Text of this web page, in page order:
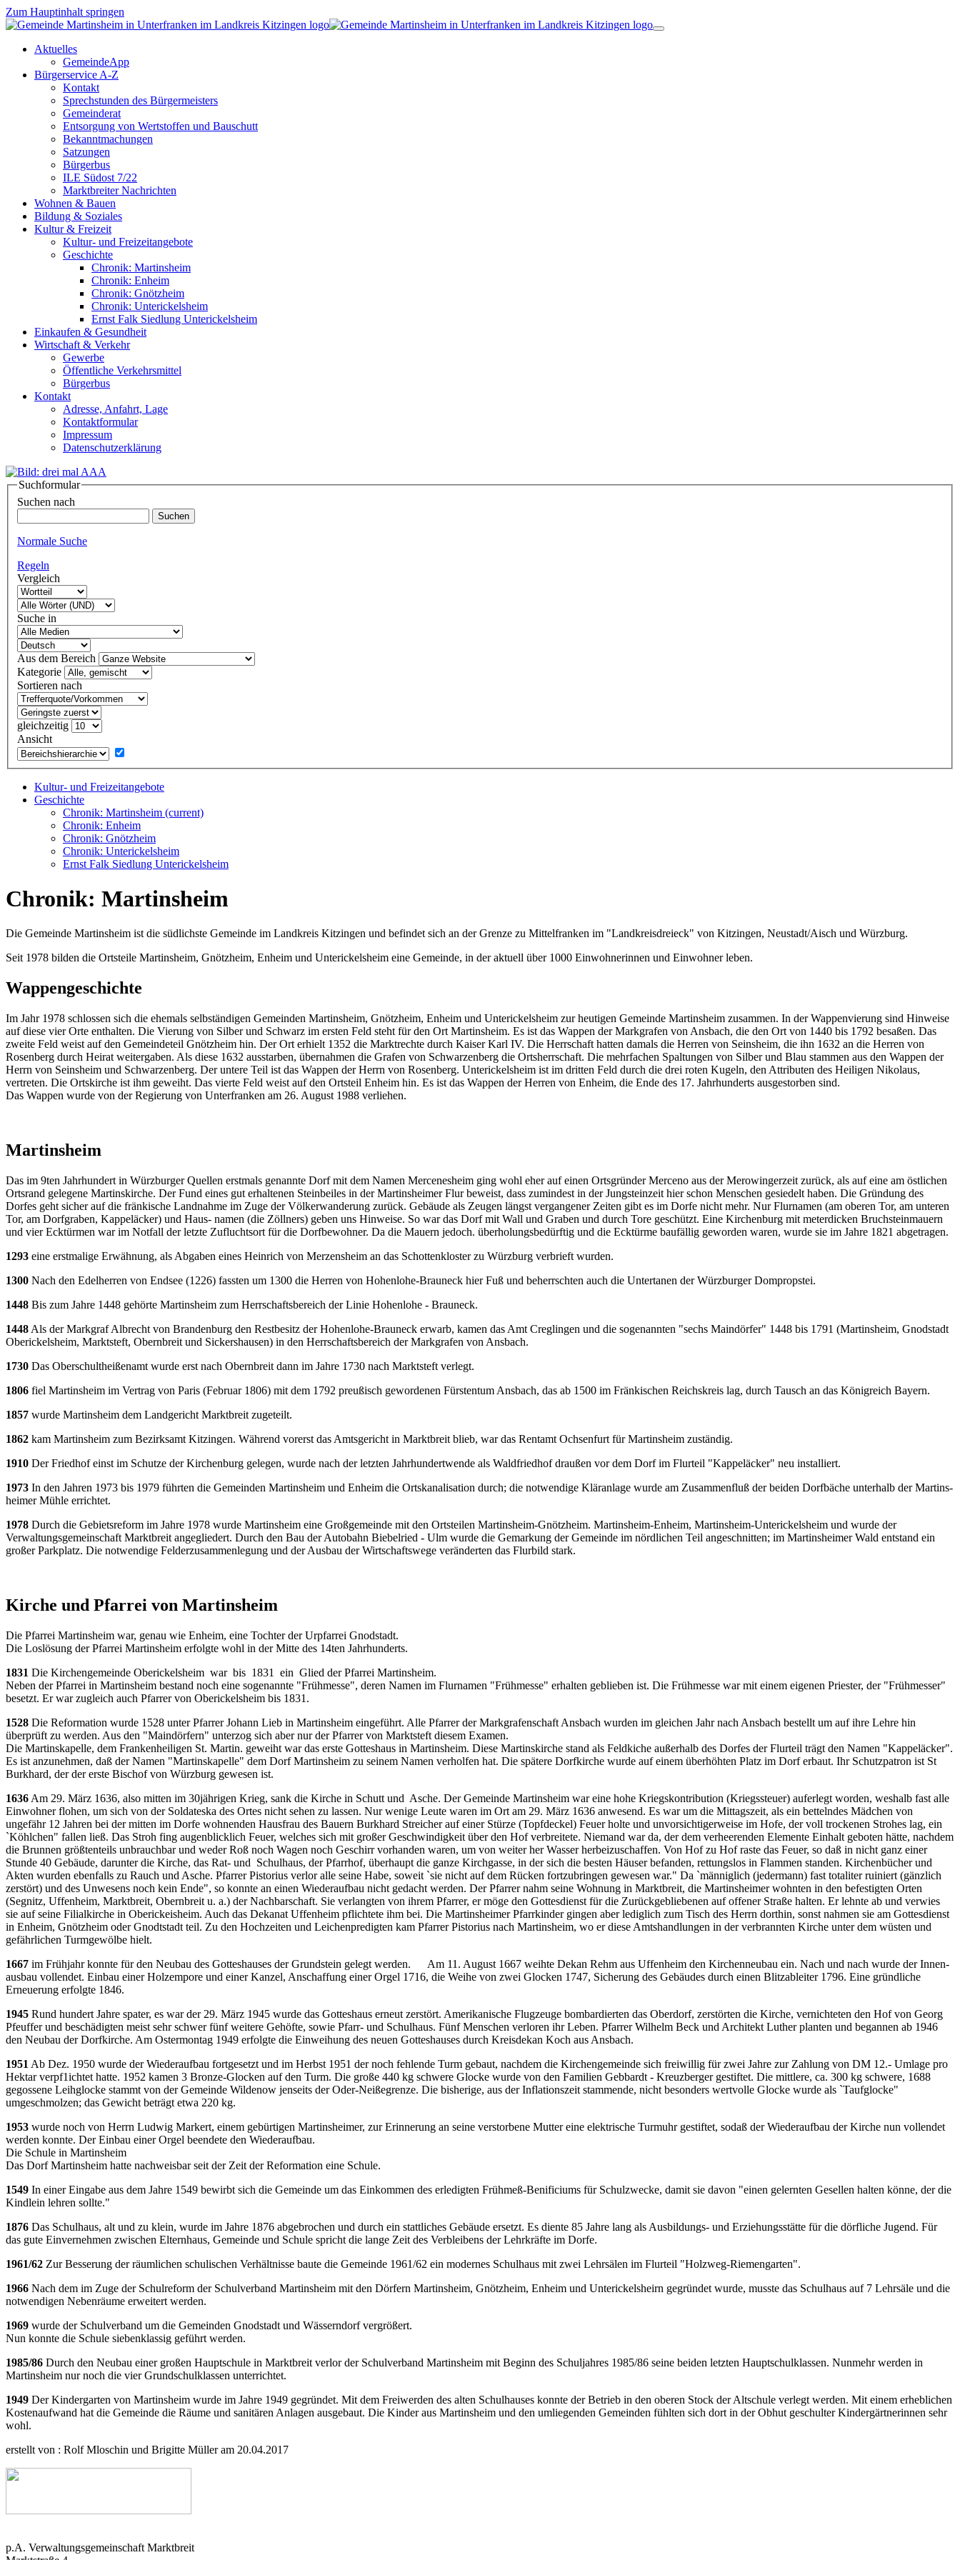
Zum Hauptinhalt springen
Aktuelles
GemeindeApp
Bürgerservice A-Z
Kontakt
Sprechstunden des Bürgermeisters
Gemeinderat
Entsorgung von Wertstoffen und Bauschutt
Bekanntmachungen
Satzungen
Bürgerbus
ILE Südost 7/22
Marktbreiter Nachrichten
Wohnen & Bauen
Bildung & Soziales
Kultur & Freizeit
Kultur- und Freizeitangebote
Geschichte
Chronik: Martinsheim
Chronik: Enheim
Chronik: Gnötzheim
Chronik: Unterickelsheim
Ernst Falk Siedlung Unterickelsheim
Einkaufen & Gesundheit
Wirtschaft & Verkehr
Gewerbe
Öffentliche Verkehrsmittel
Bürgerbus
Kontakt
Adresse, Anfahrt, Lage
Kontaktformular
Impressum
Datenschutzerklärung
Suchformular
Suchen nach
Normale Suche
Regeln
Vergleich
Suche in
Aus dem Bereich
Kategorie
Sortieren nach
gleichzeitig
Ansicht
Kultur- und Freizeitangebote
Geschichte
Chronik: Martinsheim (current)
Chronik: Enheim
Chronik: Gnötzheim
Chronik: Unterickelsheim
Ernst Falk Siedlung Unterickelsheim
Chronik: Martinsheim
Die Gemeinde Martinsheim ist die südlichste Gemeinde im Landkreis Kitzingen und befindet sich an der Grenze zu Mittelfranken im "Landkreisdreieck" von Kitzingen, Neustadt/Aisch und Würzburg.
Seit 1978 bilden die Ortsteile Martinsheim, Gnötzheim, Enheim und Unterickelsheim eine Gemeinde, in der aktuell über 1000 Einwohnerinnen und Einwohner leben.
Wappengeschichte
Im Jahr 1978 schlossen sich die ehemals selbständigen Gemeinden Martinsheim, Gnötzheim, Enheim und Unterickelsheim zur heutigen Gemeinde Martinsheim zusammen. In der Wappenvierung sind Hinweise
auf diese vier Orte enthalten. Die Vierung von Silber und Schwarz im ersten Feld steht für den Ort Martinsheim. Es ist das Wappen der Markgrafen von Ansbach, die den Ort von 1440 bis 1792 besaßen. Das
zweite Feld weist auf den Gemeindeteil Gnötzheim hin. Der Ort erhielt 1352 die Marktrechte durch Kaiser Karl IV. Die Herrschaft hatten damals die Herren von Seinsheim, die ihn 1632 an die Herren von
Rosenberg durch Heirat weitergaben. Als diese 1632 ausstarben, übernahmen die Grafen von Schwarzenberg die Ortsherrschaft. Die mehrfachen Spaltungen von Silber und Blau stammen aus den Wappen der
Herrn von Seinsheim und Schwarzenberg. Der untere Teil ist das Wappen der Herrn von Rosenberg. Unterickelsheim ist im dritten Feld durch die drei roten Kugeln, den Attributen des Heiligen Nikolaus,
vertreten. Die Ortskirche ist ihm geweiht. Das vierte Feld weist auf den Ortsteil Enheim hin. Es ist das Wappen der Herren von Enheim, die Ende des 17. Jahrhunderts ausgestorben sind.
Das Wappen wurde von der Regierung von Unterfranken am 26. August 1988 verliehen.
Martinsheim
Das im 9ten Jahrhundert in Würzburger Quellen erstmals genannte Dorf mit dem Namen Mercenesheim ging wohl eher auf einen Ortsgründer Merceno aus der Merowingerzeit zurück, als auf eine am östlichen
Ortsrand gelegene Martinskirche. Der Fund eines gut erhaltenen Steinbeiles in der Martinsheimer Flur beweist, dass zumindest in der Jungsteinzeit hier schon Menschen gesiedelt haben. Die Gründung des
Dorfes geht sicher auf die fränkische Landnahme im Zuge der Völkerwanderung zurück. Gebäude als Zeugen längst vergangener Zeiten gibt es im Dorfe nicht mehr. Nur Flurnamen (am oberen Tor, am unteren
Tor, am Dorf­graben, Kappeläcker) und Haus- namen (die Zöllners) geben uns Hin­weise. So war das Dorf mit Wall und Graben und durch Tore geschützt. Eine Kirchenburg mit meterdicken Bruchsteinmauern
und vier Ecktürmen war im Notfall der letzte Zufluchtsort für die Dorfbewohner. Da die Mauern jedoch. überholungsbedürftig und die Ecktürme bau­fällig geworden waren, wurde sie im Jahre 1821 abgetragen.
1293 eine erstmalige Er­wähnung, als Abgaben eines Heinrich von Merzensheim an das Schottenkloster zu Würz­burg verbrieft wurden.
1300 Nach den Edelherren von Endsee (1226) fassten um 1300 die Herren von Hohenlohe-Brauneck hier Fuß und beherrschten auch die Untertanen der Würzburger Dompropstei.
1448 Bis zum Jahre 1448 gehörte Martinsheim zum Herrschaftsbereich der Linie Hohenlohe ‑ Brauneck.
1448 Als der Markgraf Albrecht von Brandenburg den Rest­besitz der Hohenlohe‑Brauneck erwarb, kamen das Amt Creglingen und die sogenannten "sechs Maindörfer" 1448 bis 1791 (Martinsheim, Gnodstadt
Oberickelsheim, Marktsteft, Obernbreit und Sickershausen) in den Herrschaftsbereich der Markgrafen von Ansbach.
1730 Das Oberschultheißen­amt wurde erst nach Obernbreit dann im Jahre 1730 nach Marktsteft verlegt.
1806 fiel Martinsheim im Vertrag von Paris (Februar 1806) mit dem 1792 preußisch gewordenen Fürstentum Ansbach, das ab 1500 im Fränkischen Reichskreis lag, durch Tausch an das Königreich Bayern.
1857 wurde Martinsheim dem Landgericht Marktbreit zugeteilt.
1862 kam Martinsheim zum Bezirksamt Kitzingen. Während vorerst das Amts­gericht in Marktbreit blieb, war das Rentamt Ochsenfurt für Martinsheim zuständig.
1910 Der Friedhof einst im Schutze der Kirchenburg gelegen, wurde nach der letzten Jahrhundertwende als Waldfriedhof draußen vor dem Dorf im Flurteil "Kappeläcker" neu installiert.
1973 In den Jahren 1973 bis 1979 führten die Gemeinden Martinsheim und Enheim die Ortskanalisation durch; die notwendige Kläranlage wurde am Zusammenfluß der beiden Dorfbäche unterhalb der Martins­
heimer Mühle errichtet.
1978 Durch die Gebietsreform im Jahre 1978 wurde Martinsheim eine Großgemeinde mit den Ortsteilen Martinsheim‑Gnötzheim. Martinsheim-Enheim, Martinsheim‑Unterickelsheim und wurde der
Verwaltungsgemeinschaft Marktbreit angegliedert. Durch den Bau der Autobahn Biebel­ried ‑ Ulm wurde die Gemarkung der Gemeinde im nördlichen Teil an­geschnitten; im Martinsheimer Wald entstand ein
großer Parkplatz. Die notwendige Felderzusammenlegung und der Ausbau der Wirt­schaftswege veränderten das Flurbild stark.
Kirche und Pfarrei von Martinsheim
Die Pfarrei Martinsheim war, genau wie Enheim, eine Tochter der Urpfarrei Gnodstadt.
Die Loslösung der Pfarrei Martinsheim erfolg­te wohl in der Mitte des 14ten Jahrhunderts.
1831 Die Kirchengemeinde Ober­ickelsheim war bis 1831 ein Glied der Pfarrei Martinsheim.
Neben der Pfarrei in Martinsheim bestand noch eine sogenannte "Früh­messe", deren Namen im Flurnamen "Frühmesse" erhalten geblieben ist. Die Frühmesse war mit einem eigenen Priester, der "Frühmesser"
besetzt. Er war zugleich auch Pfarrer von Oberickelsheim bis 1831.
1528 Die Reformation wurde 1528 unter Pfarrer Johann Lieb in Martinsheim eingeführt. Alle Pfarrer der Markgrafenschaft Ansbach wurden im glei­chen Jahr nach Ansbach bestellt um auf ihre Lehre hin
überprüft zu werden. Aus den "Maindörfern" unterzog sich aber nur der Pfarrer von Marktsteft diesem Examen.
Die Martinskapelle, dem Frankenheiligen St. Martin. geweiht war das erste Gotteshaus in Martinsheim. Diese Martinskirche stand als Feldkiche außerhalb des Dorfes der Flurteil trägt den Namen "Kappeläcker".
Es ist anzunehmen, daß der Namen "Martinskapelle" dem Dorf Martinsheim zu seinem Namen verholfen hat. Die spätere Dorfkirche wurde auf einem überhöhten Platz im Dorf er­baut. Ihr Schutzpatron ist St
Burkhard, der der erste Bischof von Würzburg gewesen ist.
1636 Am 29. März 1636, also mitten im 30jährigen Krieg, sank die Kirche in Schutt und Asche. Der Gemeinde Martinsheim war eine hohe Kriegskontribution (Kriegssteuer) auferlegt worden, weshalb fast alle
Einwohner flohen, um sich von der Soldateska des Ortes nicht sehen zu lassen. Nur wenige Leute waren im Ort am 29. März 1636 anwesend. Es war um die Mittagszeit, als ein bettelndes Mädchen von
ungefähr 12 Jahren bei der mitten im Dorfe wohnenden Hausfrau des Bauern Burkhard Streicher auf einer Stürze (Topfdeckel) Feuer holte und unvorsichtigerweise im Hofe, der voll trockenen Strohes lag, ein
`Köhlchen" fallen ließ. Das Stroh fing augenblicklich Feuer, welches sich mit großer Geschwindigkeit über den Hof verbreitete. Niemand war da, der dem verheerenden Elemente Ein­halt geboten hätte, nachdem
die Brunnen größtenteils unbrauchbar und weder Roß noch Wagen noch Geschirr vorhanden waren, um von weiter her Wasser herbeizuschaffen. Von Hof zu Hof raste das Feuer, so daß in nicht ganz einer
Stunde 40 Gebäude, darunter die Kirche, das Rat‑ und Schul­haus, der Pfarrhof, überhaupt die ganze Kirchgasse, in der sich die besten Häuser befanden, rettungslos in Flammen standen. Kirchenbücher und
Akten wurden ebenfalls zu Rauch und Asche. Pfarrer Pistorius verlor alle seine Habe, soweit `sie nicht auf dem Rücken fortzubringen ge­wesen war." Da `männiglich (jedermann) fast totaliter ruiniert (gänzlich
zer­stört) und des Unwesens noch kein Ende", so konnte an einen Wiederauf­bau nicht gedacht werden. Der Pfarrer nahm seine Wohnung in Markt­breit, die Martinsheimer wohnten in den befestigten Orten
(Segnitz, Uf­fenheim, Marktbreit, Obernbreit u. a.) der Nachbarschaft. Sie verlangten von ihrem Pfarrer, er möge den Gottesdienst für die Zurückgebliebenen auf offener Straße halten. Er lehnte ab und verwies
sie auf seine Filialkirche in Oberickeisheim. Auch das Dekanat Uffenheim pflichtete ihm bei. Die Martinsheimer Pfarrkinder gingen aber lediglich zum Tisch des Herrn dorthin, sonst nahmen sie am Gottesdienst
in Enheim, Gnötz­heim oder Gnodtstadt teil. Zu den Hochzeiten und Leichenpredigten kam Pfarrer Pistorius nach Martinsheim, wo er diese Amtshandlungen in der verbrannten Kirche unter dem wüsten und
gefährlichen Turmgewölbe hielt.
1667 im Frühjahr konnte für den Neubau des Gotteshauses der Grundstein gelegt werden. Am 11. August 1667 weihte Dekan Rehm aus Uffenheim den Kirchenneubau ein. Nach und nach wurde der Innen­
ausbau vollendet. Einbau einer Holzempore und einer Kanzel, Anschaf­fung einer Orgel 1716, die Weihe von zwei Glocken 1747, Sicherung des Gebäudes durch einen Blitzableiter 1796. Eine gründliche
Erneue­rung erfolgte 1846.
1945 Rund hundert Jahre spater, es war der 29. März 1945 wurde das Gotteshaus erneut zerstört. Amerikanische Flugzeuge bombardierten das Oberdorf, zerstörten die Kirche, vernichteten den Hof von Georg
Pfeuf­fer und beschädigten meist sehr schwer fünf weitere Gehöfte, sowie Pfarr‑ und Schulhaus. Fünf Menschen verloren ihr Leben. Pfarrer Wilhelm Beck und Architekt Luther planten und begannen ab 1946
den Neubau der Dorfkirche. Am Ostermontag 1949 erfolgte die Einweihung des neuen Gotteshauses durch Kreisdekan Koch aus Ans­bach.
1951 Ab Dez. 1950 wurde der Wiederaufbau fortgesetzt und im Herbst 1951 der noch fehlende Turm gebaut, nachdem die Kirchengemeinde sich freiwillig für zwei Jahre zur Zahlung von DM 12.‑ Umlage pro
Hektar verpf1ichtet hatte. 1952 kamen 3 Bronze‑Glocken auf den Turm. Die große 440 kg schwere Glocke wurde von den Familien Gebbardt ‑ Kreuzberger gestiftet. Die mittlere, ca. 300 kg schwere, 1688
gegos­sene Leihglocke stammt von der Gemeinde Wildenow jenseits der Oder‑Neiße­grenze. Die bisherige, aus der Inflationszeit stammende, nicht besonders wert­volle Glocke wurde als `Taufglocke"
umgeschmolzen; das Gewicht beträgt etwa 220 kg.
1953 wurde noch von Herrn Ludwig Markert, einem gebürtigen Martinsheimer, zur Erinnerung an seine verstorbene Mutter eine elektrische Turmuhr gestiftet, sodaß der Wiederaufbau der Kirche nun vollendet
werden konnte. Der Einbau einer Orgel beendete den Wiederaufbau.
Die Schule in Martinsheim
Das Dorf Martinsheim hatte nachweisbar seit der Zeit der Reformation eine Schule.
1549 In einer Eingabe aus dem Jahre 1549 bewirbt sich die Ge­meinde um das Einkommen des erledigten Frühmeß‑Benificiums für Schulzwecke, damit sie davon "einen gelernten Gesellen halten könne, der die
Kindlein lehren sollte."
1876 Das Schulhaus, alt und zu klein, wurde im Jahre 1876 abgebrochen und durch ein stattliches Gebäude ersetzt. Es diente 85 Jahre lang als Ausbildungs‑ und Erziehungsstätte für die dörfliche Jugend. Für
das gute Einvernehmen zwischen Elternhaus, Ge­meinde und Schule spricht die lange Zeit des Verbleibens der Lehrkräf­te im Dorfe.
1961/62 Zur Besserung der räumlichen schulischen Verhältnisse baute die Gemeinde 1961/62 ein modernes Schulhaus mit zwei Lehrsälen im Flurteil "Holzweg‑Riemengarten".
1966 Nach dem im Zuge der Schulreform der Schulverband Martinsheim mit den Dörfern Martinsheim, Gnötzheim, Enheim und Unterickelsheirn gegründet wurde, musste das Schulhaus auf 7 Lehrsäle und die
notwendigen Nebenräume erweitert werden.
1969 wurde der Schulverband um die Gemeinden Gnodstadt und Wässerndorf vergrößert.
Nun konnte die Schule siebenklassig geführt werden.
1985/86 Durch den Neubau einer großen Hauptschule in Marktbreit ver­lor der Schulverband Martinsheim mit Beginn des Schuljahres 1985/86 seine beiden letzten Hauptschulklassen. Nunmehr werden in
Martinsheim nur noch die vier Grundschulklassen unterrichtet.
1949 Der Kindergarten von Martinsheim wurde im Jahre 1949 gegründet. Mit dem Freiwerden des alten Schul­hauses konnte der Betrieb in den oberen Stock der Altschule verlegt werden. Mit einem erheblichen
Kostenaufwand hat die Gemeinde die Räume und sanitären Anlagen ausgebaut. Die Kinder aus Martinsheim und den umliegenden Gemeinden fühlten sich dort in der Obhut geschulter Kindergärtnerinnen sehr
wohl.
erstellt von : Rolf Mloschin und Brigitte Müller am 20.04.2017
p.A. Verwaltungsgemeinschaft Marktbreit